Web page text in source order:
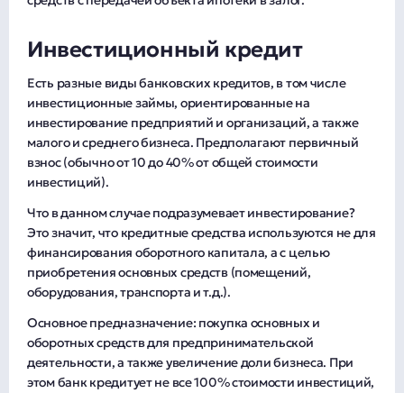
Инвестиционный кредит
Есть разные виды банковских кредитов, в том числе
инвестиционные займы, ориентированные на
инвестирование предприятий и организаций, а также
малого и среднего бизнеса. Предполагают первичный
взнос (обычно от 10 до 40% от общей стоимости
инвестиций).
Что в данном случае подразумевает инвестирование?
Это значит, что кредитные средства используются не для
финансирования оборотного капитала, а с целью
приобретения основных средств (помещений,
оборудования, транспорта и т.д.).
Основное предназначение: покупка основных и
оборотных средств для предпринимательской
деятельности, а также увеличение доли бизнеса. При
этом банк кредитует не все 100% стоимости инвестиций,